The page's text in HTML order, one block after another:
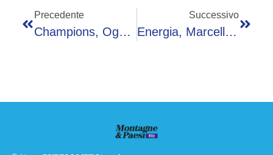
Precedente
Champions, Oggi Psg-Chelsea – La Diretta
Successivo
Energia, Marcello Di Caterina (Alis): “Bene Apertura Von Der Leyen Su Ets Ma Ora Sospensione Per Settore Marittimo”